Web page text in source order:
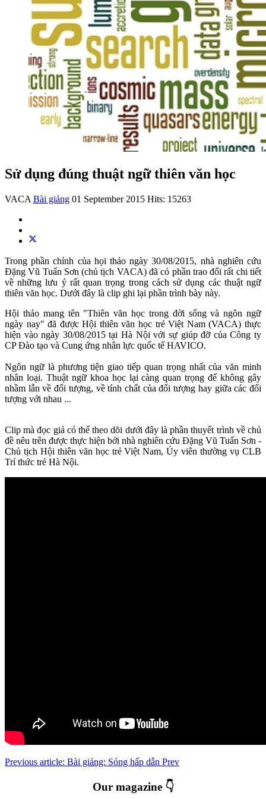
Sử dụng đúng thuật ngữ thiên văn học
VACA Bài giảng 01 September 2015 Hits: 15263
Trong phần chính của họi thảo ngày 30/08/2015, nhà nghiên cứu
Đặng Vũ Tuấn Sơn (chủ tịch VACA) đã có phần trao đổi rất chi tiết
về những lưu ý rất quan trọng trong cách sử dụng các thuật ngữ
thiên văn học. Dưới đây là clip ghi lại phần trình bày này.
Hội thảo mang tên "Thiên văn học trong đời sống và ngôn ngữ
ngày nay" đã được Hội thiên văn học trẻ Việt Nam (VACA) thực
hiện vào ngày 30/08/2015 tại Hà Nội với sự giúp đỡ của Công ty
CP Đào tạo và Cung ứng nhân lực quốc tế HAVICO.
Ngôn ngữ là phương tiện giao tiếp quan trọng nhất của văn minh
nhân loại. Thuật ngữ khoa học lại càng quan trọng để không gây
nhầm lẫn về đối tượng, về tính chất của đối tượng hay giữa các đối
tượng với nhau ...
Clip mà đọc giả có thể theo dõi dưới đây là phần thuyết trình về chủ
đề nêu trên được thực hiện bởi nhà nghiên cứu Đặng Vũ Tuấn Sơn -
Chủ tịch Hội thiên văn học trẻ Việt Nam, Ủy viên thường vụ CLB
Trí thức trẻ Hà Nội.
Previous article: Bài giảng: Sóng hấp dẫn Prev
Our magazine 👇